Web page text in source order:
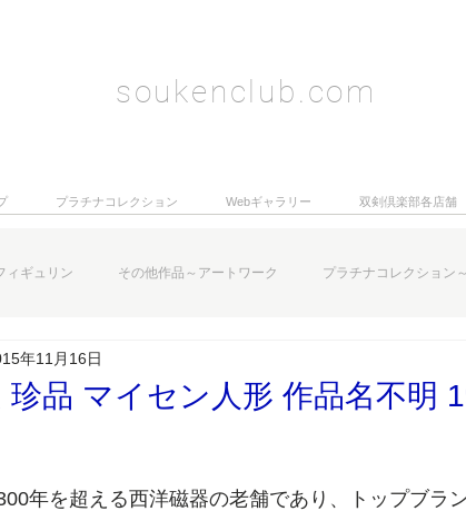
soukenclub.com
プラチナコレクション Webギャラリー 双剣倶楽部各店舗
ィギュリン その他作品～アートワーク プラチナコレクション
珍品 マイセン人形 作品名不明
年11月16日
年を超える西洋磁器の老舗であり、トップブラ